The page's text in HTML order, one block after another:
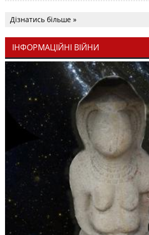
Дізнатись більше »
ІНФОРМАЦІЙНІ ВІЙНИ